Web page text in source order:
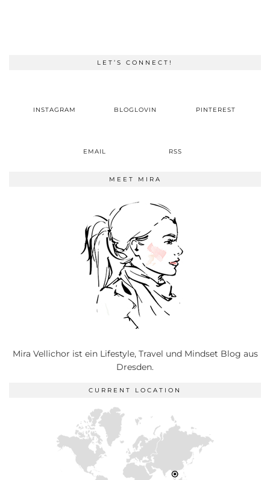
LET’S CONNECT!
INSTAGRAM BLOGLOVIN PINTEREST
EMAIL RSS
MEET MIRA
Mira Vellichor ist ein Lifestyle, Travel und Mindset Blog aus
Dresden.
CURRENT LOCATION